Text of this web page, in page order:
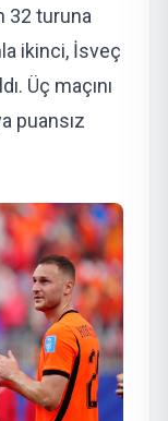
32 turuna
ikinci, İsveç
Üç maçını
puansız